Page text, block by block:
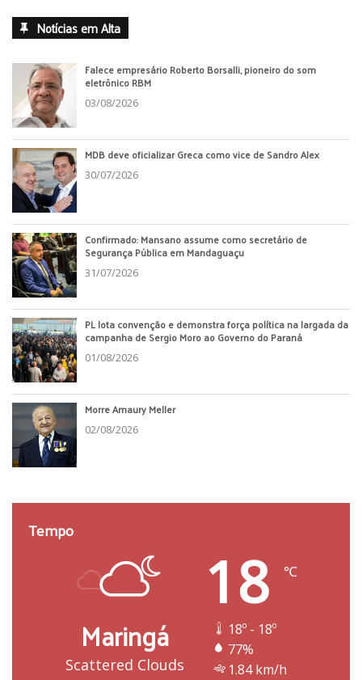
Notícias em Alta
Falece empresário Roberto Borsalli, pioneiro do som
eletrônico RBM
03/08/2026
MDB deve oficializar Greca como vice de Sandro Alex
30/07/2026
Confirmado: Mansano assume como secretário de
Segurança Pública em Mandaguaçu
31/07/2026
PL lota convenção e demonstra força política na largada da
campanha de Sergio Moro ao Governo do Paraná
01/08/2026
Morre Amaury Meller
02/08/2026
Tempo
Maringá
Scattered Clouds
18 ℃
18º - 18º
77%
1.84 km/h